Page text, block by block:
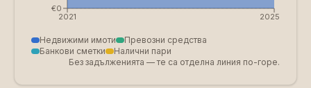
2021 2025
€0
Недвижими имоти
Превозни средства
Банкови сметки
Налични пари
Без задълженията — те са отделна линия по-горе.